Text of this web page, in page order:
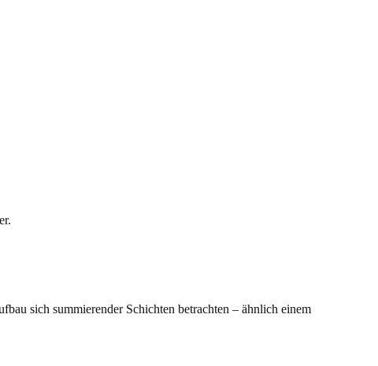
sich summierender Schichten betrachten – ähnlich einem